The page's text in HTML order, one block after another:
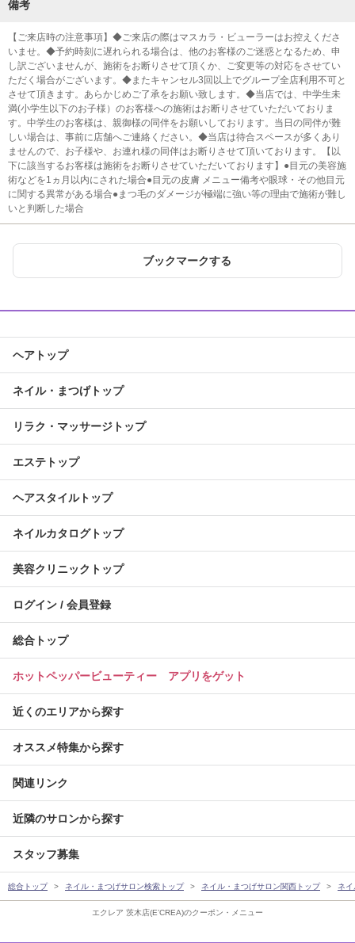
エクレア 茨木店(E’CREA)のクーポン・メニュー
備考
【ご来店時の注意事項】◆ご来店の際はマスカラ・ビューラーはお控えくださ
いませ。◆予約時刻に遅れられる場合は、他のお客様のご迷惑となるため、申
し訳ございませんが、施術をお断りさせて頂くか、ご変更等の対応をさせてい
ただく場合がございます。◆またキャンセル3回以上でグループ全店利用不可と
させて頂きます。あらかじめご了承をお願い致します。◆当店では、中学生未
満(小学生以下のお子様）のお客様への施術はお断りさせていただいておりま
す。中学生のお客様は、親御様の同伴をお願いしております。当日の同伴が難
しい場合は、事前に店舗へご連絡ください。◆当店は待合スペースが多くあり
ませんので、お子様や、お連れ様の同伴はお断りさせて頂いております。【以
下に該当するお客様は施術をお断りさせていただいております】●目元の美容施
術などを1ヵ月以内にされた場合●目元の皮膚 メニュー備考や眼球・その他目元
に関する異常がある場合●まつ毛のダメージが極端に強い等の理由で施術が難し
いと判断した場合
ブックマークする
ヘアトップ
ネイル・まつげトップ
リラク・マッサージトップ
エステトップ
ヘアスタイルトップ
ネイルカタログトップ
美容クリニックトップ
ログイン / 会員登録
総合トップ
ホットペッパービューティー アプリをゲット
近くのエリアから探す
オススメ特集から探す
関連リンク
近隣のサロンから探す
スタッフ募集
総合トップ ネイル・まつげサロン検索トップ ネイル・まつげサロン関西トップ ネ